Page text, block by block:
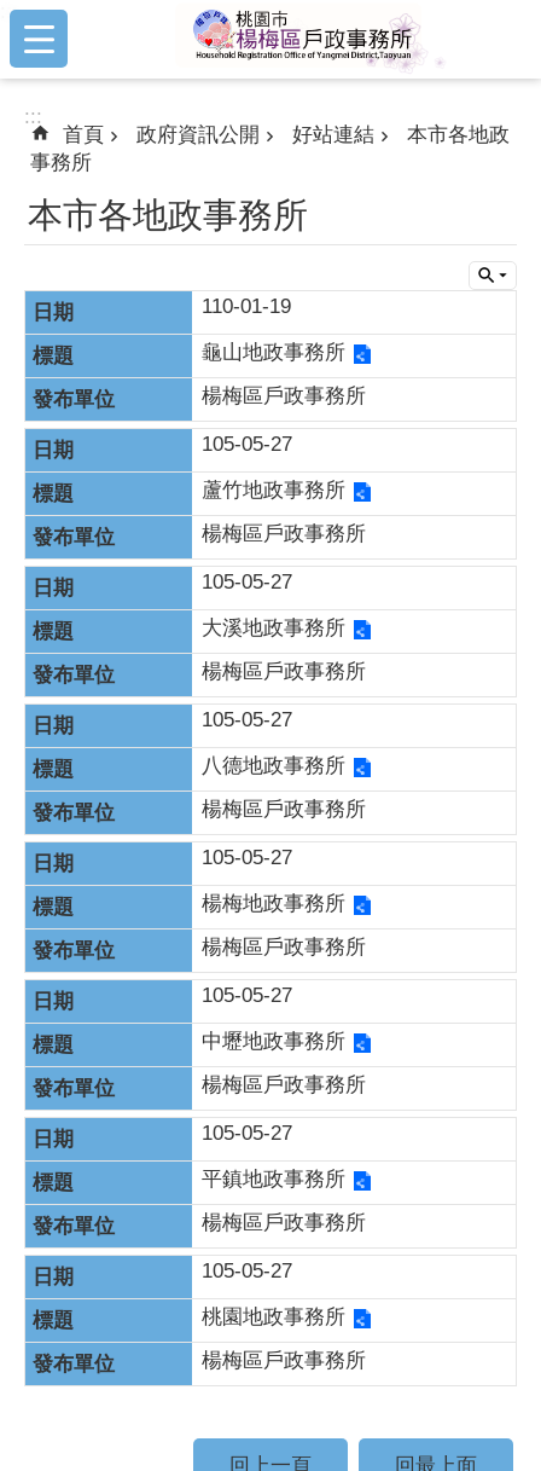
跳到主要內容區塊
:::
:::
首頁 政府資訊公開 好站連結
本市各地政
事務所
本市各地政事務所
110-01-19
龜山地政事務所
楊梅區戶政事務所
105-05-27
蘆竹地政事務所
楊梅區戶政事務所
105-05-27
大溪地政事務所
楊梅區戶政事務所
105-05-27
八德地政事務所
楊梅區戶政事務所
105-05-27
楊梅地政事務所
楊梅區戶政事務所
105-05-27
中壢地政事務所
楊梅區戶政事務所
105-05-27
平鎮地政事務所
楊梅區戶政事務所
105-05-27
桃園地政事務所
楊梅區戶政事務所
回上一頁 回最上面